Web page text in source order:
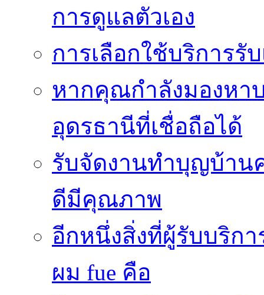
การดูแลตัวเอง
การเลือกใช้บริการรั
หากคุณกำลังมองหา
อุดรธานีที่เชื่อถือได้
รับจัดงานทำบุญบ้าน
ดีมีคุณภาพ
อีกหนึ่งสิ่งที่ผู้รับบริก
ผม fue คือ